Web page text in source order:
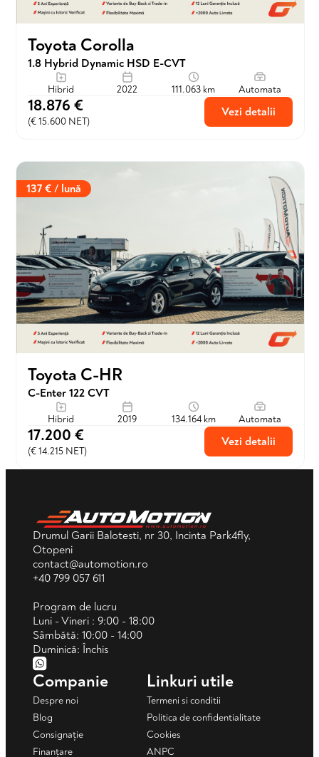
Toyota Corolla
1.8 Hybrid Dynamic HSD E-CVT
Hibrid 2022 111.063 km Automata
18.876 €
(€ 15.600 NET)
Vezi detalii
137 € / lună
Toyota C-HR
C-Enter 122 CVT
Hibrid 2019 134.164 km Automata
17.200 €
(€ 14.215 NET)
Vezi detalii
Drumul Garii Balotesti, nr 30, Incinta Park4fly,
Otopeni
contact@automotion.ro
+40 799 057 611
Program de lucru
Luni - Vineri : 9:00 - 18:00
Sâmbătă: 10:00 - 14:00
Duminică: Închis
Companie
Despre noi
Blog
Consignație
Finanțare
Linkuri utile
Termeni si conditii
Politica de confidentialitate
Cookies
ANPC